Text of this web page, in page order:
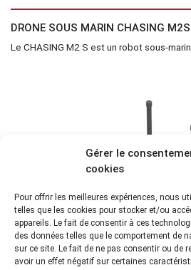
Gérer le
cookies
Pour offrir les meilleures expériences, nous
telles que les cookies pour stocker et/ou
appareils. Le fait de consentir à ces
des données telles que le comportement de
sur ce site. Le fait de ne pas consentir ou de
avoir un effet négatif sur certaines
Aperçu
DRONE SOUS MARIN CHASING M2S
Le CHASING M2 S est un robot sous-marin